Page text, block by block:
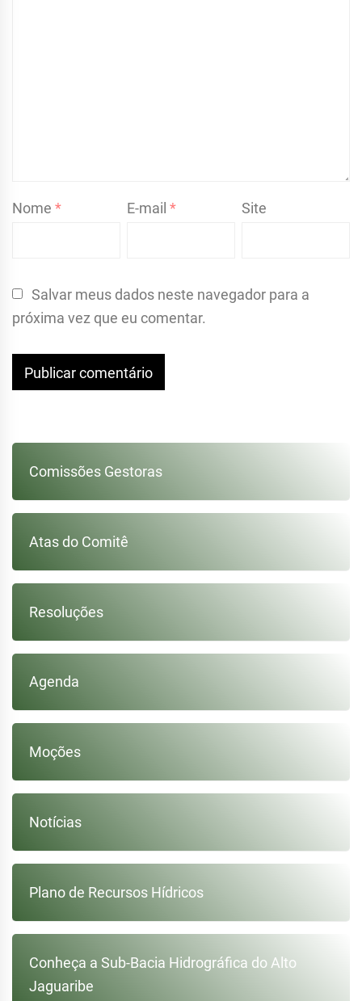
Nome * E-mail* Site
Salvar meus dados neste navegador para a
próxima vez que eu comentar.
Comissões Gestoras
Atas do Comitê
Resoluções
Agenda
Moções
Notícias
Plano de Recursos Hídricos
Conheça a Sub-Bacia Hidrográfica do Alto
Jaguaribe